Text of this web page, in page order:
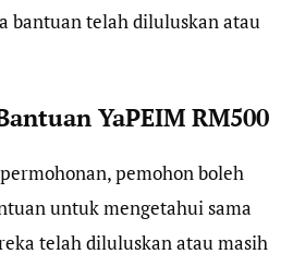
bantuan telah diluluskan atau
YaPEIM RM500
pemohon boleh
untuk mengetahui sama
telah diluluskan atau masih